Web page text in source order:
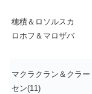
穂積＆ロソルスカ
ロホフ＆マロザバ
マクラクラン＆クラー
セン(11)